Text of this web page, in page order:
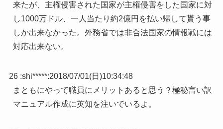
来たが、主権侵害された国家が主権侵害をした国家に対
し1000万ドル、一人当たり約2億円を払い帰して貰う事
しか出来なかった。外務省では非合法国家の情報戦には
対応出来ない。
26 :shi*****:2018/07/01(日)10:34:48
まともにやって職員にメリットあると思う？極秘言い訳
マニュアル作成に英知を注いでいるよ。